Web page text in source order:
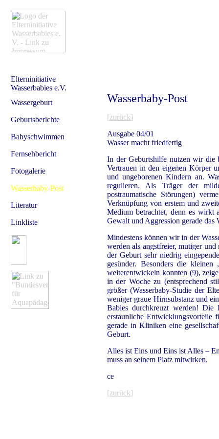
Elterninitiative
Wasserbabies e.V.
Wassergeburt
Geburtsberichte
Babyschwimmen
Fernsehbericht
Fotogalerie
Wasserbaby-Post
Literatur
Linkliste
Wasserbaby-Post
[zurück]
Ausgabe 04/01
Wasser macht friedfertig
In der Geburtshilfe nutzen wir die
Vertrauen in den eigenen Körper
und ungeborenen Kindern an.
regulieren. Als Träger der
postraumatische Störungen)
Verknüpfung von erstem und
Medium betrachtet, denn es wirkt
Gewalt und Aggression gerade
Mindestens können wir in der
werden als angstfreier, mutiger
der Geburt sehr niedrig
gesünder. Besonders die kleinen
weiterentwickeln konnten (9),
in der Woche zu (entsprechend
größer (Wasserbaby-Studie der
weniger graue Hirnsubstanz und
Babies durchkreuzt werden! Die
erstaunliche Entwicklungsvorteile
gerade in Kliniken eine
Geburt.
Alles ist Eins und Eins ist Alles –
muss an seinem Platz mitwirken.
ce
[zurück]